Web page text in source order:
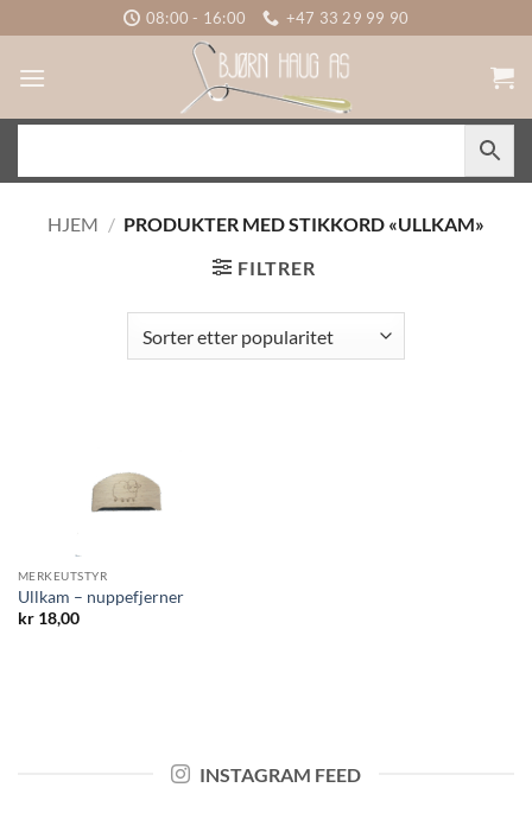
to
content
08:00 - 16:00 +47 33 29 99 90
HJEM / PRODUKTER MED STIKKORD «ULLKAM»
FILTRER
MERKEUTSTYR
Ullkam – nuppefjerner
kr18,00
INSTAGRAM FEED